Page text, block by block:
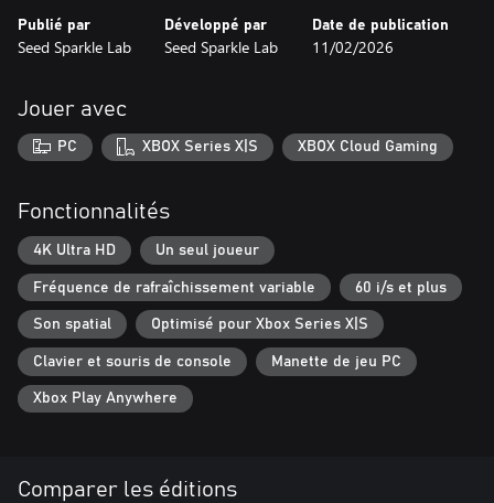
Publié par
Seed Sparkle Lab
Développé par
Seed Sparkle Lab
Date de publication
11/02/2026
Jouer avec
PC XBOX Series X|S XBOX Cloud Gaming
Fonctionnalités
4K Ultra HD Un seul joueur
Fréquence de rafraîchissement variable 60 i/s et plus
Son spatial Optimisé pour Xbox Series X|S
Clavier et souris de console Manette de jeu PC
Xbox Play Anywhere
Comparer les éditions